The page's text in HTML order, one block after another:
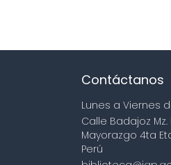
Contáctanos
Lunes a Viernes
Calle Badajoz Mz.
Mayorazgo 4ta
Perú